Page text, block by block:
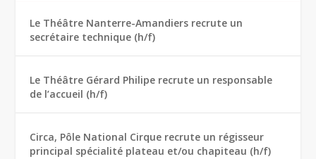
Le Théâtre Nanterre-Amandiers recrute un
secrétaire technique (h/f)
Le Théâtre Gérard Philipe recrute un responsable
de l’accueil (h/f)
Circa, Pôle National Cirque recrute un régisseur
principal spécialité plateau et/ou chapiteau (h/f)